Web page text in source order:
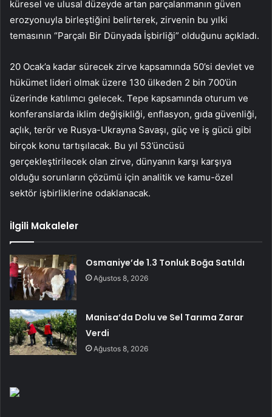
küresel ve ulusal düzeyde artan parçalanmanın güven
erozyonuyla birleştiğini belirterek, zirvenin bu yılki
temasının “Parçalı Bir Dünyada İşbirliği” olduğunu açıkladı.
20 Ocak’a kadar sürecek zirve kapsamında 50’si devlet ve
hükümet lideri olmak üzere 130 ülkeden 2 bin 700’ün
üzerinde katılımcı gelecek. Tepe kapsamında oturum ve
konferanslarda iklim değişikliği, enflasyon, gıda güvenliği,
açlık, terör ve Rusya-Ukrayna Savaşı, güç ve iş gücü gibi
birçok konu tartışılacak. Bu yıl 53’üncüsü
gerçekleştirilecek olan zirve, dünyanın karşı karşıya
olduğu sorunların çözümü için analitik ve kamu-özel
sektör işbirliklerine odaklanacak.
İlgili Makaleler
Osmaniye’de 1.3 Tonluk Boğa Satıldı
Ağustos 8, 2026
Manisa’da Dolu ve Sel Tarıma Zarar
Verdi
Ağustos 8, 2026